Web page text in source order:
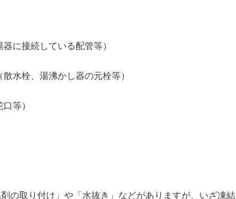
に接続している配管等）
水栓、湯沸かし器の元栓等）
等）
の取り付け」や「水抜き」などがありますが、いざ凍